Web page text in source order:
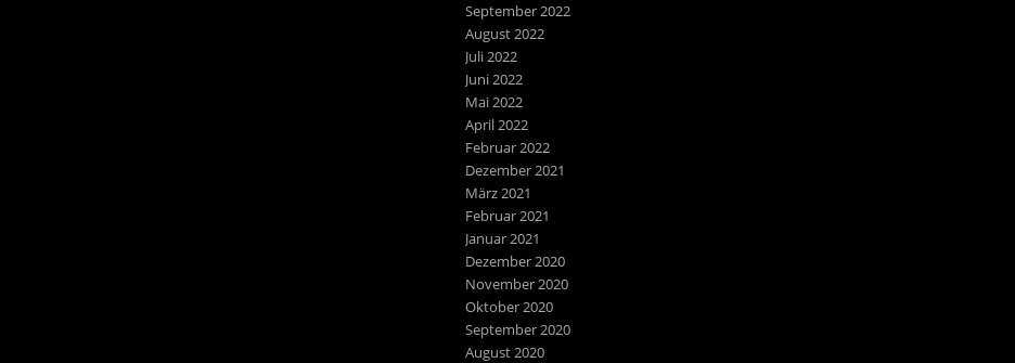
September 2022
August 2022
Juli 2022
Juni 2022
Mai 2022
April 2022
Februar 2022
Dezember 2021
März 2021
Februar 2021
Januar 2021
Dezember 2020
November 2020
Oktober 2020
September 2020
August 2020